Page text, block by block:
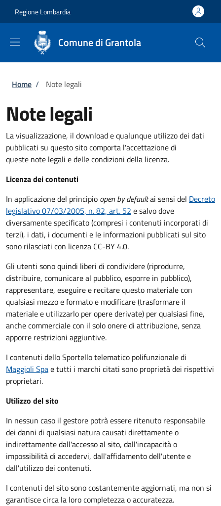
Regione Lombardia
Comune di Grantola
Briciole di pane
Home / Note legali
Note legali
La visualizzazione, il download e qualunque utilizzo dei dati
pubblicati su questo sito comporta l'accettazione di
queste note legali e delle condizioni della licenza.
Licenza dei contenuti
In applicazione del principio open by defaultai sensi del Decreto
legislativo 07/03/2005, n. 82, art. 52 e salvo dove
diversamente specificato (compresi i contenuti incorporati di
terzi), i dati, i documenti e le informazioni pubblicati sul sito
sono rilasciati con licenza CC-BY 4.0.
Gli utenti sono quindi liberi di condividere (riprodurre,
distribuire, comunicare al pubblico, esporre in pubblico),
rappresentare, eseguire e recitare questo materiale con
qualsiasi mezzo e formato e modificare (trasformare il
materiale e utilizzarlo per opere derivate) per qualsiasi fine,
anche commerciale con il solo onere di attribuzione, senza
apporre restrizioni aggiuntive.
I contenuti dello Sportello telematico polifunzionaledi
Maggioli Spae tutti i marchi citati sono proprietà dei rispettivi
proprietari.
Utilizzo del sito
In nessun caso il gestore potrà essere ritenuto responsabile
dei danni di qualsiasi natura causati direttamente o
indirettamente dall'accesso al sito, dall'incapacità o
impossibilità di accedervi, dall'affidamento dell'utente e
dall'utilizzo dei contenuti.
I contenuti del sito sono costantemente aggiornati, ma non si
garantisce circa la loro completezza o accuratezza.